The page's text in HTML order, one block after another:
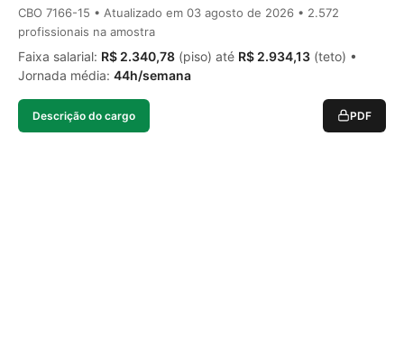
CBO 7166-15 • Atualizado em 03 agosto de 2026 • 2.572
profissionais na amostra
Faixa salarial: R$ 2.340,78 (piso) até R$ 2.934,13 (teto) •
Jornada média: 44h/semana
Descrição do cargo PDF